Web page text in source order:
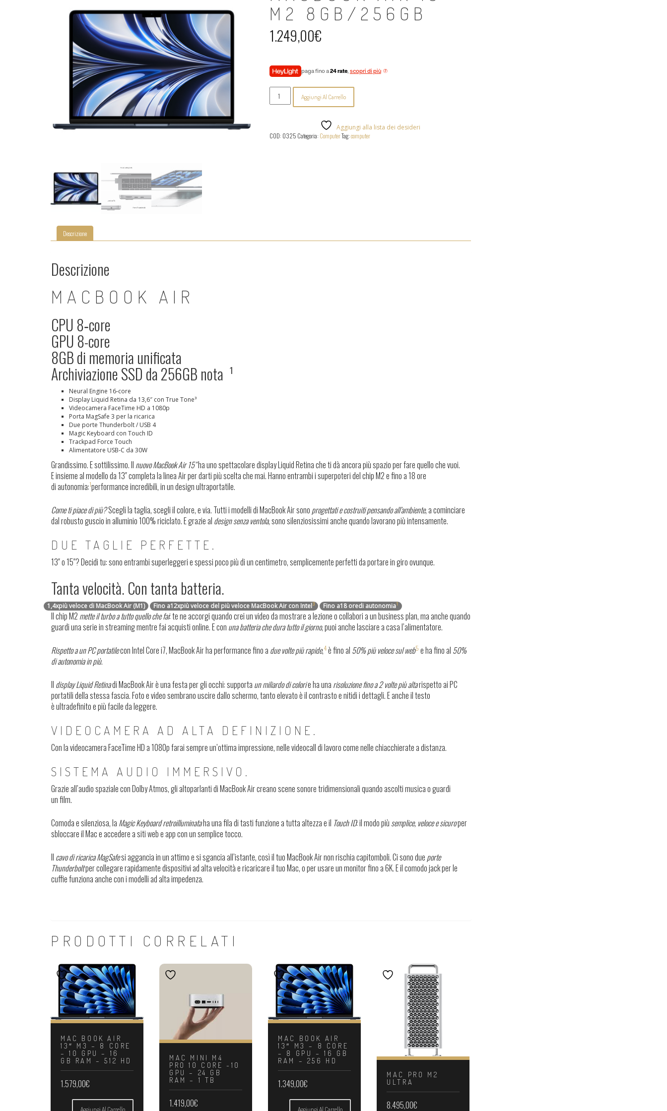
M2 8GB/256GB
1.249,00€
paga fino a24 rate, scopri di più
MacBook
13"
quantità
Aggiungi Al Carrello
Aggiungi alla lista dei desideri
COD: 0325 Categoria: ComputerTag:computer
Descrizione
Descrizione
MACBOOK AIR
CPU 8‑core
GPU 8-core
8GB di memoria unificata
Archiviazione SSD da 256GB nota ¹
Neural Engine 16‑core
Display Liquid Retina da 13,6″ con True Tone³
Videocamera FaceTime HD a 1080p
Porta MagSafe 3 per la ricarica
Due porte Thunderbolt / USB 4
Magic Keyboard con Touch ID
Trackpad Force Touch
Alimentatore USB‑C da 30W
Grandissimo. E sottilissimo.Il nuovo MacBook Air 15″ha uno spettacolare display Liquid Retina che ti dà ancora più spazio per fare quello che vuoi.
E insieme al modello da 13″ completa la linea Air per darti più scelta che mai. Hanno entrambi i superpoteri del chip M2 e fino a 18 ore
di autonomia:1performance incredibili, in un design ultraportatile.
Come ti piace di più?Scegli la taglia, scegli il colore, e via. Tutti i modelli di MacBook Air sono progettati e costruiti pensando all’ambiente, a cominciare
dal robusto guscio in alluminio 100% riciclato. E grazie al design senza ventola, sono silenziosissimi anche quando lavorano più intensamente.
DUE TAGLIE PERFETTE.
13″ o 15″? Decidi tu: sono entrambi superleggeri e spessi poco più di un centimetro, semplicemente perfetti da portare in giro ovunque.
Tanta velocità. Con tanta batteria.
1,4xpiù veloce di MacBook Air (M1) Fino a12xpiù veloce del più veloce MacBook Air con Intel3 Fino a18 oredi autonomia1
Il chip M2 mette il turbo a tutto quello che fai: te ne accorgi quando crei un video da mostrare a lezione o collabori a un business plan, ma anche quando
guardi una serie in streaming mentre fai acquisti online. E con una batteria che dura tutto il giorno, puoi anche lasciare a casa l’alimentatore.
Rispetto a un PC portatilecon Intel Core i7, MacBook Air ha performance fino a due volte più rapide,4è fino al 50% più veloce sul web5 e ha fino al 50%
di autonomia in più.
Il display Liquid Retinadi MacBook Air è una festa per gli occhi: supporta un miliardo di colorie ha una risoluzione fino a 2 volte più altarispetto ai PC
portatili della stessa fascia. Foto e video sembrano uscire dallo schermo, tanto elevato è il contrasto e nitidi i dettagli. E anche il testo
è ultradefinito e più facile da leggere.
VIDEOCAMERA AD ALTA DEFINIZIONE.
Con la videocamera FaceTime HD a 1080p farai sempre un’ottima impressione, nelle videocall di lavoro come nelle chiacchierate a distanza.
SISTEMA AUDIO IMMERSIVO.
Grazie all’audio spaziale con Dolby Atmos, gli altoparlanti di MacBook Air creano scene sonore tridimensionali quando ascolti musica o guardi
un film.
Comoda e silenziosa, la Magic Keyboard retroilluminataha una fila di tasti funzione a tutta altezza e il Touch ID: il modo più semplice, veloce e sicuroper
sbloccare il Mac e accedere a siti web e app con un semplice tocco.
Il cavo di ricarica MagSafesi aggancia in un attimo e si sgancia all’istante, così il tuo MacBook Air non rischia capitomboli. Ci sono due porte
Thunderboltper collegare rapidamente dispositivi ad alta velocità e ricaricare il tuo Mac, o per usare un monitor fino a 6K. E il comodo jack per le
cuffie funziona anche con i modelli ad alta impedenza.
PRODOTTI CORRELATI
MAC BOOK AIR
13″ M3 – 8 CORE
– 10 GPU – 16
GB RAM – 512 HD
1.579,00€
Aggiungi Al Carrello
MAC MINI M4
PRO 10 CORE -10
GPU – 24 GB
RAM – 1 TB
1.419,00€
MAC BOOK AIR
13″ M3 – 8 CORE
– 8 GPU – 16 GB
RAM – 256 HD
1.349,00€
Aggiungi Al Carrello
MAC PRO M2
ULTRA
8.495,00€